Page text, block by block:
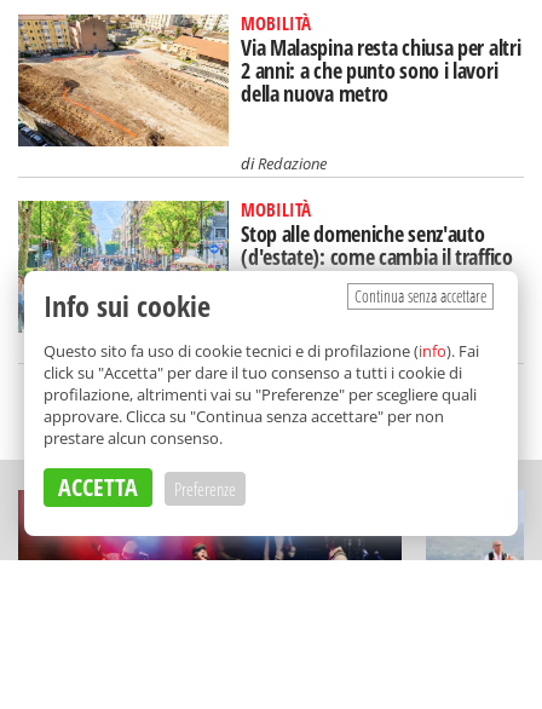
MOBILITÀ
Via Malaspina resta chiusa per altri
2 anni: a che punto sono i lavori
della nuova metro
diRedazione
MOBILITÀ
Stop alle domeniche senz'auto
(d'estate): come cambia il traffico
in via Libertà
diRedazione
SCELTO DA BALARM
Continua senza accettare
Info sui cookie
Questo sito fa uso di cookie tecnici e di profilazione (info). Fai
click su "Accetta" per dare il tuo consenso a tutti i cookie di
profilazione, altrimenti vai su "Preferenze" per scegliere quali
approvare. Clicca su "Continua senza accettare" per non
prestare alcun consenso.
ACCETTA Preferenze